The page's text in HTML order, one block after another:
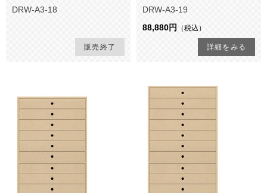
DRW-A3-18
販売終了
DRW-A3-19
88,880円
（税込）
詳細をみる